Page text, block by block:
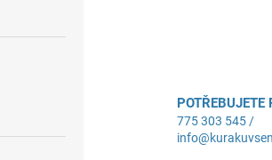
POTŘEBUJETE
775 303 545 /